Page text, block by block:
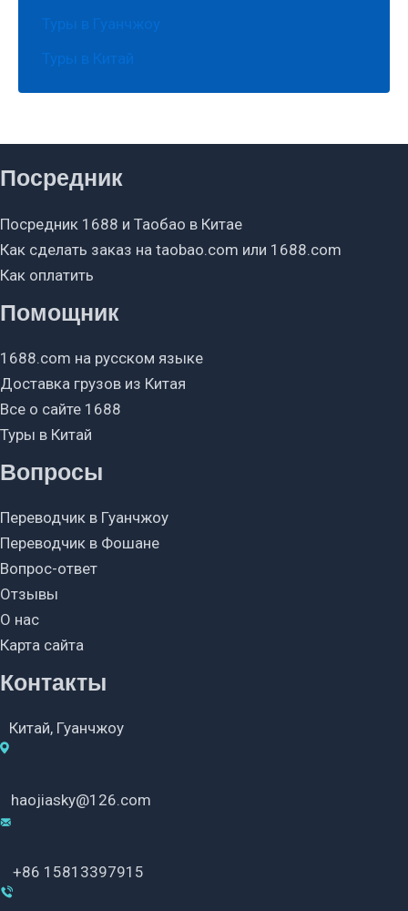
Туры в Гуанчжоу
Туры в Китай
Посредник
Посредник 1688 и Таобао в Китае
Как сделать заказ на taobao.com или 1688.com
Как оплатить
Помощник
1688.com на русском языке
Доставка грузов из Китая
Все о сайте 1688
Туры в Китай
Вопросы
Переводчик в Гуанчжоу
Переводчик в Фошане
Вопрос-ответ
Отзывы
О нас
Карта сайта
Контакты
Китай, Гуанчжоу
haojiasky@126.com
+86 15813397915